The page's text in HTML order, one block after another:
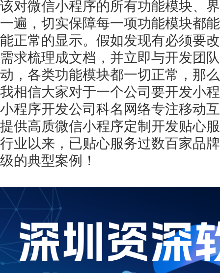
该对微信小程序的所有功能模块、
一遍，切实保障每一项功能模块都
能正常的显示。假如发现有必须要
需求梳理成文档，并立即与开发团
动，各类功能模块都一切正常，那
我相信大家对于一个公司要开发小
小程序开发公司科名网络专注移动
提供高质微信小程序定制开发贴心
行业以来，已贴心服务过数百家品
级的典型案例！